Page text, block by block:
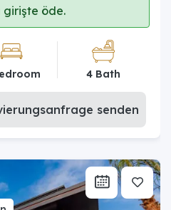
girişte öde.
4 Bath
senden